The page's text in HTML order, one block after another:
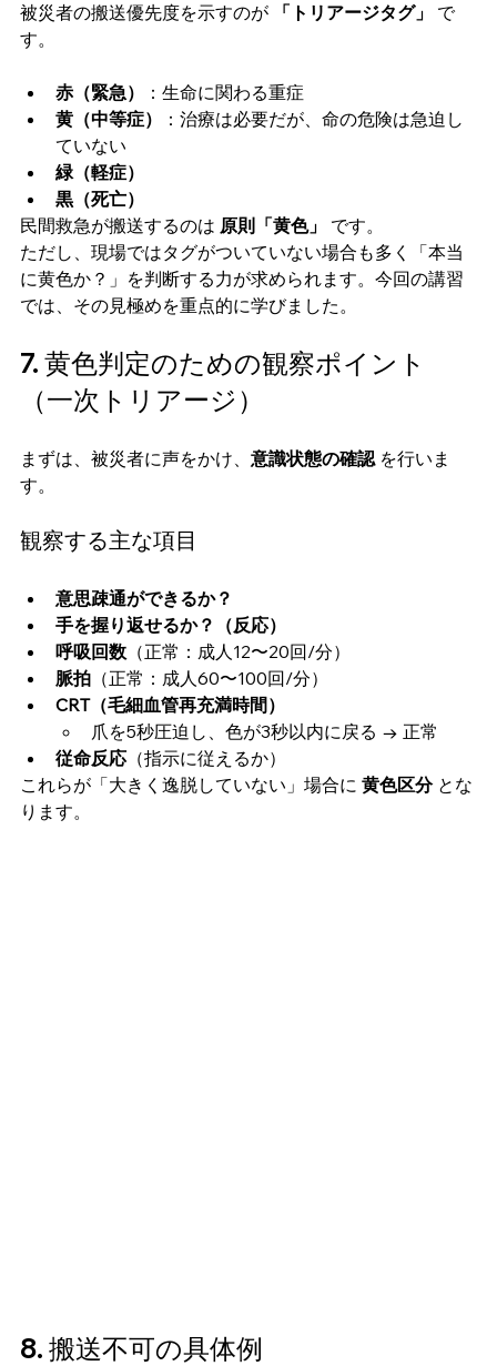
被災者の搬送優先度を示すのが 「トリアージタグ」
で
す。
赤（緊急）
：生命に関わる重症
黄（中等症）
：治療は必要だが、命の危険は急迫し
ていない
緑（軽症）
黒（死亡）
民間救急が搬送するのは 原則「黄色」
です。
ただし、現場ではタグがついていない場合も多く「本当
に黄色か？」を判断する力が求められます。今回の講習
では、その見極めを重点的に学びました。
7. 黄色判定のための観察ポイント
（一次トリアージ）
まずは、被災者に声をかけ、 意識状態の確認 を行いま
す。
観察する主な項目
意思疎通ができるか？
手を握り返せるか？（反応）
呼吸回数 （正常：成人12〜20回/分）
脈拍 （正常：成人60〜100回/分）
CRT（毛細血管再充満時間）
爪を5秒圧迫し、色が3秒以内に戻る → 正常
従命反応 （指示に従えるか）
これらが「大きく逸脱していない」場合に 黄色区分 とな
ります。
8. 搬送不可の具体例